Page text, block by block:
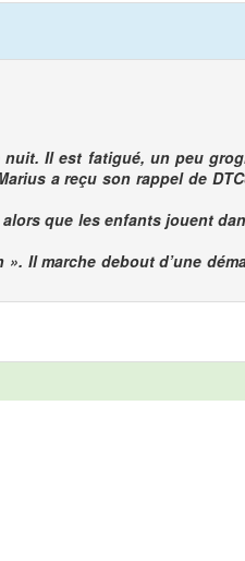
Il est fatigué, un peu
a reçu son rappel de
que les enfants jouent
Il marche debout d’une